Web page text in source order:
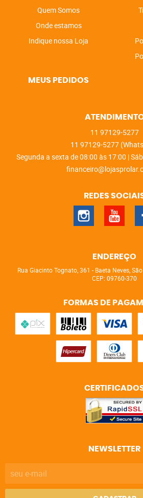
Quem Somos
Onde estamos
Indique nossa Loja
MEUS PEDIDOS
11 97129-5277
11 97129-5277
Segunda a sexta de 08:00 às 17:00 |
REDES
ENDEREÇO
Rua Giacinto Tognato, 361 - Baeta Neves,
CEP: 09760-370
FORMAS DE
NEWSLETTER